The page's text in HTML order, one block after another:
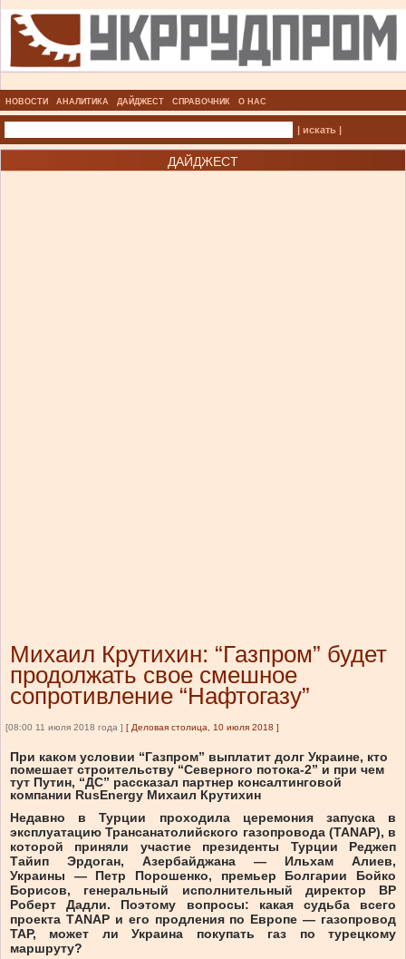
НОВОСТИ АНАЛИТИКА ДАЙДЖЕСТ СПРАВОЧНИК О НАС
| искать |
ДАЙДЖЕСТ
Михаил Крутихин: “Газпром” будет
продолжать свое смешное
сопротивление “Нафтогазу”
[08:00 11 июля 2018 года ] [ Деловая столица, 10 июля 2018 ]
При каком условии “Газпром” выплатит долг Украине, кто
помешает строительству “Северного потока-2” и при чем
тут Путин, “ДС” рассказал партнер консалтинговой
компании RusEnergy Михаил Крутихин
Недавно в Турции проходила церемония запуска в
эксплуатацию Трансанатолийского газопровода (TANAP), в
которой приняли участие президенты Турции Реджеп
Тайип Эрдоган, Азербайджана — Ильхам Алиев,
Украины — Петр Порошенко, премьер Болгарии Бойко
Борисов, генеральный исполнительный директор BP
Роберт Дадли. Поэтому вопросы: какая судьба всего
проекта ТANAP и его продления по Европе — газопровод
TAP, может ли Украина покупать газ по турецкому
маршруту?